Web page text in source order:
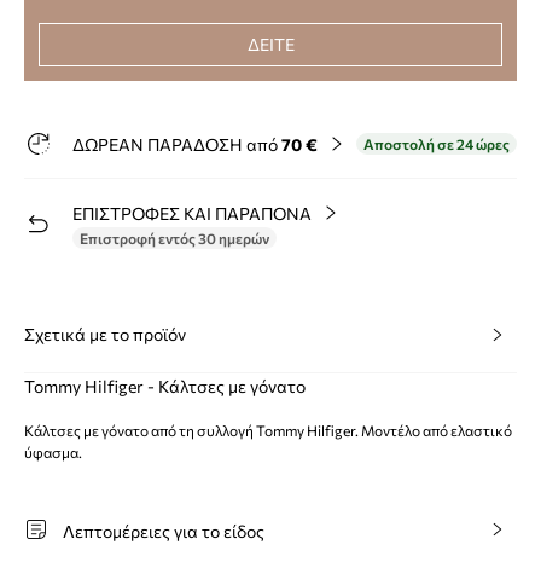
ΔΕΙΤΕ
ΔΩΡΕΑΝ ΠΑΡΑΔΟΣΗ από70 € Αποστολή σε 24 ώρες
ΕΠΙΣΤΡΟΦΕΣ ΚΑΙ ΠΑΡΑΠΟΝΑ
Επιστροφή εντός 30 ημερών
Σχετικά με το προϊόν
Tommy Hilfiger - Κάλτσες με γόνατο
Κάλτσες με γόνατο από τη συλλογή Tommy Hilfiger. Μοντέλο από ελαστικό
ύφασμα.
Λεπτομέρειες για το είδος